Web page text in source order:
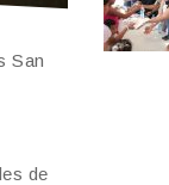
San
de